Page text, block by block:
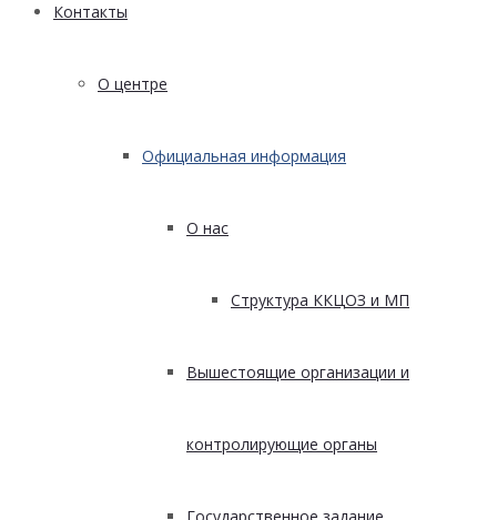
Контакты
О центре
Официальная информация
О нас
Структура ККЦОЗ и МП
Вышестоящие организации и
контролирующие органы